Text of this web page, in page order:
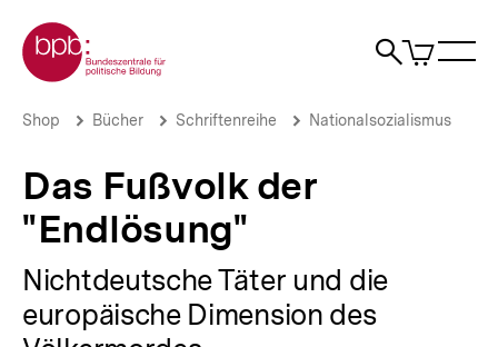
zum
Seiteninhalt
springen
Zur Startseite der bpb
Suche
Artikel
im
Das
"Endlösung"
bpb.de
Brotkrümelnavigation
Pfadnavigation
Shop Bücher Schriftenreihe Nationalsozialismus
Das Fußvolk der
"Endlösung"
Nichtdeutsche Täter und die
europäische Dimension des